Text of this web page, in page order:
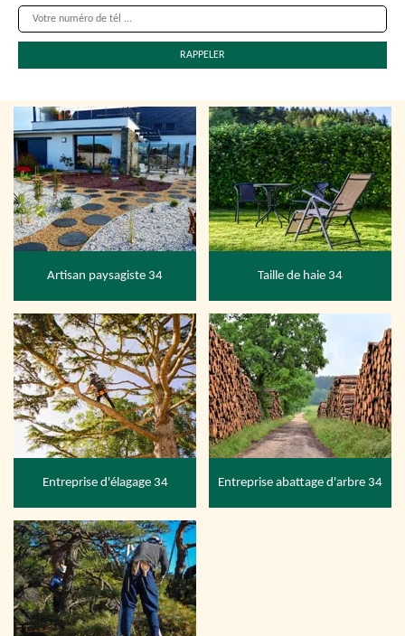
Artisan paysagiste 34 Taille de haie 34
Entreprise d'élagage 34 Entreprise abattage d'arbre 34